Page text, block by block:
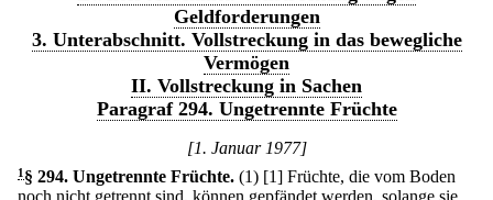
Geldforderungen
3. Unterabschnitt. Vollstreckung in das bewegliche
Vermögen
II. Vollstreckung in Sachen
Paragraf 294. Ungetrennte Früchte
[1. Januar 1977]
1 § 294. Ungetrennte Früchte. (1) [1] Früchte, die vom Boden
noch nicht getrennt sind, können gepfändet werden, solange sie